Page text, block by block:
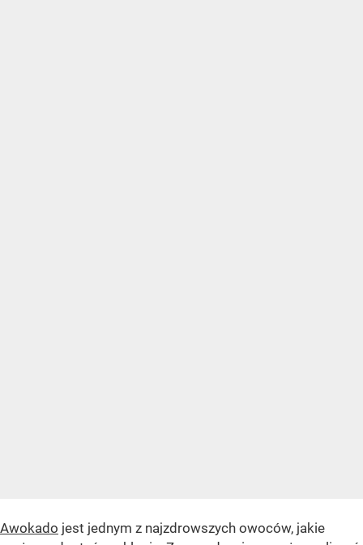
Awokado jest jednym z najzdrowszych owoców, jakie